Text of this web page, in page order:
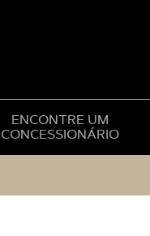
ENCONTRE UM
CONCESSIONÁRIO